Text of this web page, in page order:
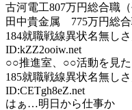
古河電工807万円総合職（
田中貴金属 775万円総合
184就職戦線異状名無し
ID:kZZ2ooiw.net
○○推進室、○○活動を見
185就職戦線異状名無し
ID:CETgh8eZ.net
はぁ…明日から仕事か